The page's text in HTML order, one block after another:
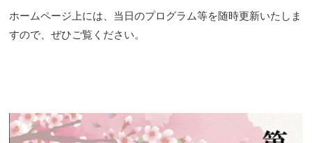
ホームページ上には、当日のプログラム等を随時更新いたしま
すので、ぜひご覧ください。